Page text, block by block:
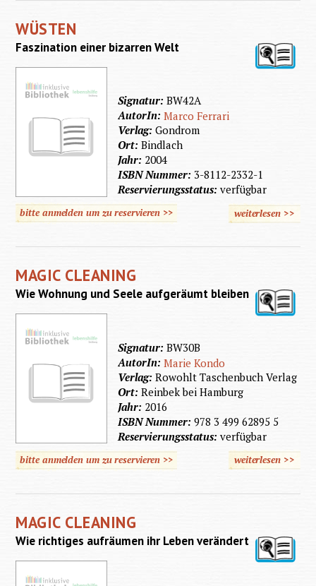
WÜSTEN
Faszination einer bizarren Welt
Signatur:BW42A
AutorIn:Marco Ferrari
Verlag:Gondrom
Ort:Bindlach
Jahr: 2004
ISBN Nummer: 3-8112-2332-1
Reservierungsstatus:verfügbar
bitte anmelden um zu reservieren >> weiterlesen
über
>>
MAGIC CLEANING
Wie Wohnung und Seele aufgeräumt bleiben
Signatur:BW30B
AutorIn:Marie Kondo
Verlag:Rowohlt Taschenbuch Verlag
Ort:Reinbek bei Hamburg
Jahr: 2016
ISBN Nummer:978 3 499 62895 5
Reservierungsstatus:verfügbar
bitte anmelden um zu reservieren >> weiterlesen
über
>>
MAGIC CLEANING
Wie richtiges aufräumen ihr Leben verändert